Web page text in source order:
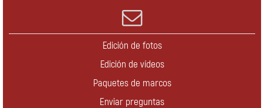
Edición de fotos
Edición de vídeos
Paquetes de marcos
Enviar preguntas